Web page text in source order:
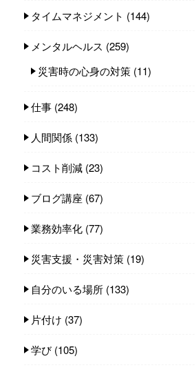
タイムマネジメント (144)
メンタルヘルス (259)
災害時の心身の対策 (11)
仕事 (248)
人間関係 (133)
コスト削減 (23)
ブログ講座 (67)
業務効率化 (77)
災害支援・災害対策 (19)
自分のいる場所 (133)
片付け (37)
学び(105)